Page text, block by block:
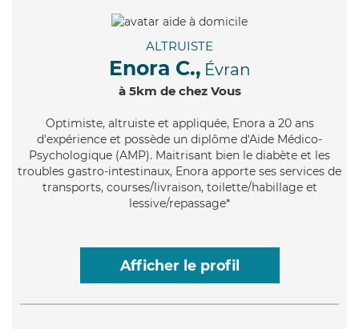
ALTRUISTE
Enora C., Évran
à 5km de chez Vous
Optimiste, altruiste et appliquée, Enora a 20 ans
d'expérience et possède un diplôme d'Aide Médico-
Psychologique (AMP). Maitrisant bien le diabète et les
troubles gastro-intestinaux, Enora apporte ses services de
transports, courses/livraison, toilette/habillage et
lessive/repassage*
Afficher le profil